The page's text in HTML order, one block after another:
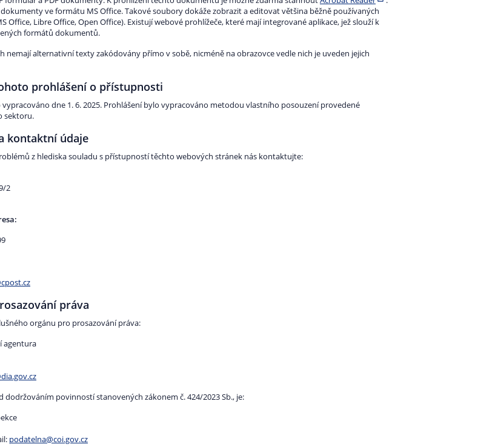
ve formátu MS Office. Takové soubory dokáže zobrazit a editovat většina běžně používaných
Office, Libre Office, Open Office). Existují webové prohlížeče, které mají integrované aplikace, jež slouží k
formátů dokumentů.
nemají alternativní texty zakódovány přímo v sobě, nicméně na obrazovce vedle nich je uveden jejich
prohlášení o přístupnosti
dne 1. 6. 2025. Prohlášení bylo vypracováno metodou vlastního posouzení provedené
sektoru.
kontaktní údaje
z hlediska souladu s přístupností těchto webových stránek nás kontaktujte:
2
práva
orgánu pro prosazování práva:
agentura
dodržováním povinností stanovených zákonem č. 424/2023 Sb., je:
podatelna@coi.gov.cz